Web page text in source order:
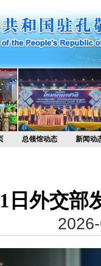
总领馆动态 新闻动
日外交